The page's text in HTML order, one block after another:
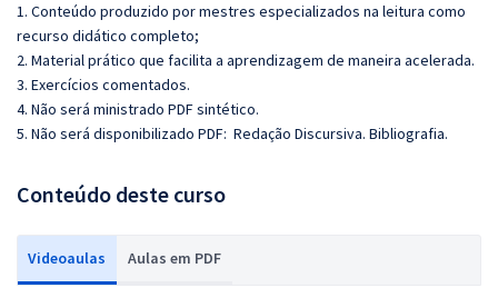
1. Conteúdo produzido por mestres especializados na leitura como
recurso didático completo;
2. Material prático que facilita a aprendizagem de maneira acelerada.
3. Exercícios comentados.
4. Não será ministrado PDF sintético.
5. Não será disponibilizado PDF: Redação Discursiva. Bibliografia.
Conteúdo deste curso
Videoaulas Aulas em PDF